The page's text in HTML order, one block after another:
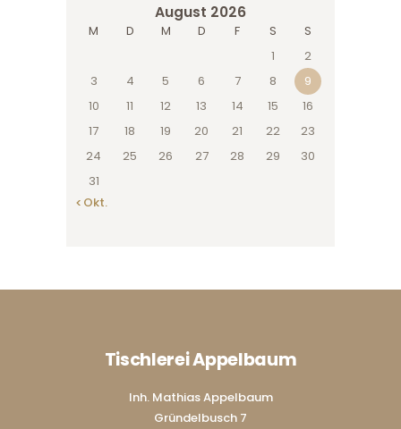
August 2026
M D M D F S
S
1
2
3
4 5 6 7 8
9
10
11 12 13 14 15
16
17
18 19 20 21 22
23
24
25 26 27 28 29
30
31
« Okt.
Tischlerei Appelbaum
Inh. Mathias Appelbaum
Gründelbusch 7